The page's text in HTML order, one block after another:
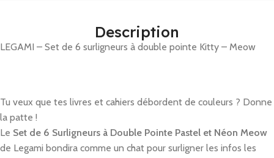
Description
LEGAMI – Set de 6 surligneurs à double pointe Kitty – Meow
Tu veux que tes livres et cahiers débordent de couleurs ? Donne
la patte !
Le Set de 6 Surligneurs à Double Pointe Pastel et Néon Meow
de Legami bondira comme un chat pour surligner les infos les